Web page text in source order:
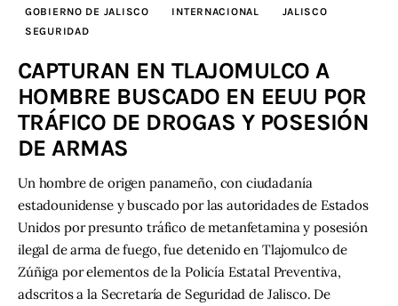
GOBIERNO DE JALISCO INTERNACIONAL
JALISCO
SEGURIDAD
CAPTURAN EN TLAJOMULCO A
HOMBRE BUSCADO EN EEUU POR
TRÁFICO DE DROGAS Y POSESIÓN
DE ARMAS
Un hombre de origen panameño, con ciudadanía
estadounidense y buscado por las autoridades de Estados
Unidos por presunto tráfico de metanfetamina y posesión
ilegal de arma de fuego, fue detenido en Tlajomulco de
Zúñiga por elementos de la Policía Estatal Preventiva,
adscritos a la Secretaría de Seguridad de Jalisco. De